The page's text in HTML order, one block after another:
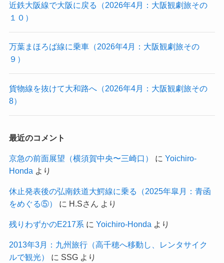
近鉄大阪線で大阪に戻る（2026年4月：大阪観劇旅その
１０）
万葉まほろば線に乗車（2026年4月：大阪観劇旅その
９）
貨物線を抜けて大和路へ（2026年4月：大阪観劇旅その
8）
最近のコメント
京急の前面展望（横須賀中央〜三崎口） に Yoichiro-
Honda より
休止発表後の弘南鉄道大鰐線に乗る（2025年皐月：青函
をめぐる⑤）
に H.Sさん より
残りわずかのE217系 に Yoichiro-Honda より
2013年3月：九州旅行（高千穂へ移動し、レンタサイク
ルで観光）
に SSGより